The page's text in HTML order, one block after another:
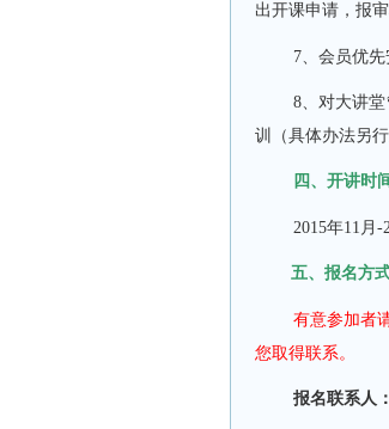
出开课申请，报
7、会员优
8、对大讲
训（具体办法另行
四、开讲时
2015年11月-
五、报名方
有意参加者
您取得联系。
报名联系人：